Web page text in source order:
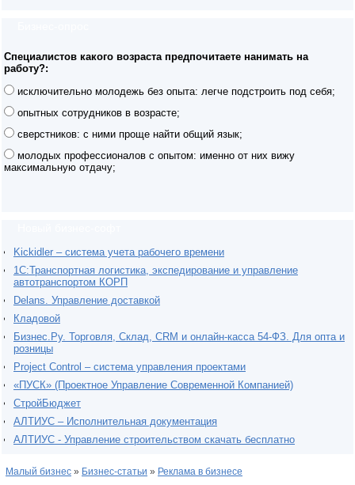
Специалистов какого возраста предпочитаете нанимать на
работу?:
исключительно молодежь без опыта: легче подстроить под себя;
опытных сотрудников в возрасте;
сверстников: с ними проще найти общий язык;
молодых профессионалов с опытом: именно от них вижу
максимальную отдачу;
Kickidler – система учета рабочего времени
1С:Транспортная логистика, экспедирование и управление
автотранспортом КОРП
Delans. Управление доставкой
Кладовой
Бизнес.Ру. Торговля, Склад, CRM и онлайн-касса 54-ФЗ. Для опта и
розницы
Project Сontrol – система управления проектами
«ПУСК» (Проектное Управление Современной Компанией)
СтройБюджет
АЛТИУС – Исполнительная документация
АЛТИУС - Управление строительством скачать бесплатно
Малый бизнес » Бизнес-статьи » Реклама в бизнесе